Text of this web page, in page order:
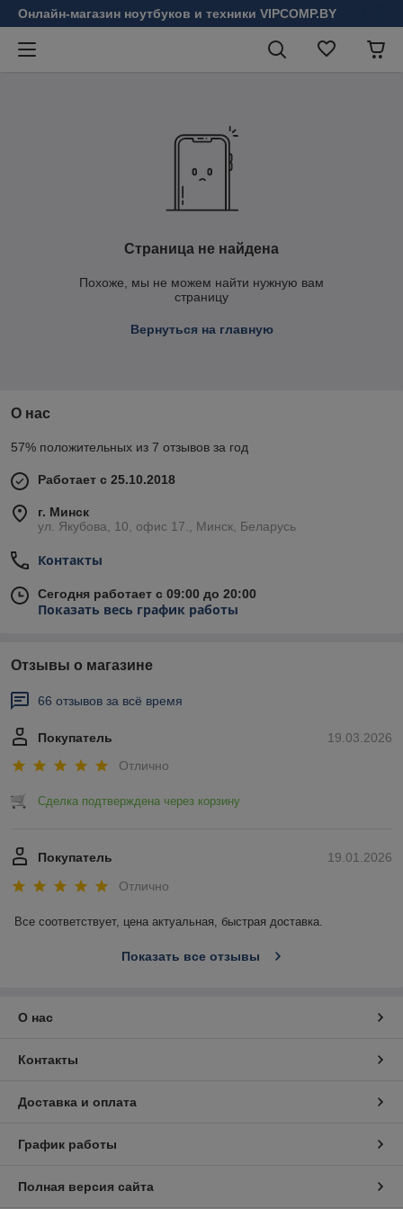
Онлайн-магазин ноутбуков и техники VIPCOMP.BY
Страница не найдена
Похоже, мы не можем найти нужную вам
страницу
Вернуться на главную
О нас
57% положительных из 7 отзывов за год
Работает с 25.10.2018
г. Минск
ул. Якубова, 10, офис 17., Минск, Беларусь
Контакты
Сегодня работает с 09:00 до 20:00
Показать весь график работы
Отзывы о магазине
66 отзывов за всё время
19.03.2026
Покупатель
Отлично
Сделка подтверждена через корзину
19.01.2026
Покупатель
Отлично
Все соответствует, цена актуальная, быстрая доставка.
Показать все отзывы
О нас
Контакты
Доставка и оплата
График работы
Полная версия сайта